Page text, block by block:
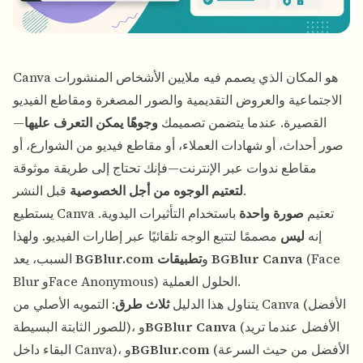
Canva
الاجتماعية والعروض التقديمية والصور المصغرة ومقاطع الفيديو
القصيرة. عندما يتضمن تصميمك وجوهًا يمكن التعرف عليها—
صور أحداث، أو شهادات العملاء، أو مقاطع فيديو من الشوارع، أو
مقاطع ندوات عبر الإنترنت—فإنك تحتاج إلى طريقة موثوقة
لتعتيم الوجوه من أجل الخصوصيةقبل النشر.
يستطيع Canva تعتيم صورة واحدة باستخدام التأثيرات اليدوية.
إنه ليس مصممًا لتتبع الوجه تلقائيًا عبر إطارات الفيديو. ولهذا
BGBlur.com و تطبيقات BGBlur Canva (Face
Blur وFace Anonymous) الحلول العملية.
يتناول هذا الدليلثلاث طرق: التمويه الأصلي من Canva (الأفضل
للصور الثابتة البسيطة)، وBGBlur Canva (الأفضل عندما تريد
البقاء داخل Canva)، وBGBlur.com (الأفضل من حيث السرعة